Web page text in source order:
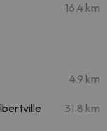
16.4 km
4.9 km
31.8 km